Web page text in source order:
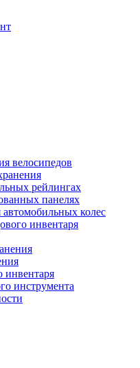
велосипедов
рейлингах
панелях
колес
инвентаря
инвентаря
инструмента